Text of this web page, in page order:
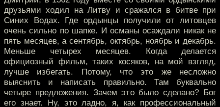
друзьями ходил на Литву и сражался в битве при
Синих Водах. Где ордынцы получили от литовцев
очень сильно по шапке. И османы осаждали никак не
пять месяцев, а сентябрь, октябрь, ноябрь и декабрь.
Меньше четырех месяцев. Когда делается
официозный фильм, таких косяков, на мой взгляд,
лучше избегать. Потому, что это же несложно
выяснить и написать правильно. Там буквально
четыре предложения. Зачем это было сделано? Бог
его знает. Ну, это ладно, я, как профессиональный